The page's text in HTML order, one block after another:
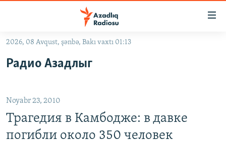
Əsas
qayıt
qayıt
Axtarışa
#İZAHLA
#ƏSLINDƏ
FƏRQƏ BAX
2026, 08 Avqust, şənbə, Bakı vaxtı 01:13
Радио Азадлыг
Noyabr 23, 2010
Трагедия в Камбодже: в давке
погибли около 350 человек